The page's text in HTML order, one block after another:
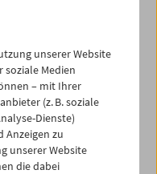
Ashley Hans Scheirl
unserer Website
Medien
– mit Ihrer
(z. B. soziale
Dienste)
Anzeigen zu
unserer Website
die dabei